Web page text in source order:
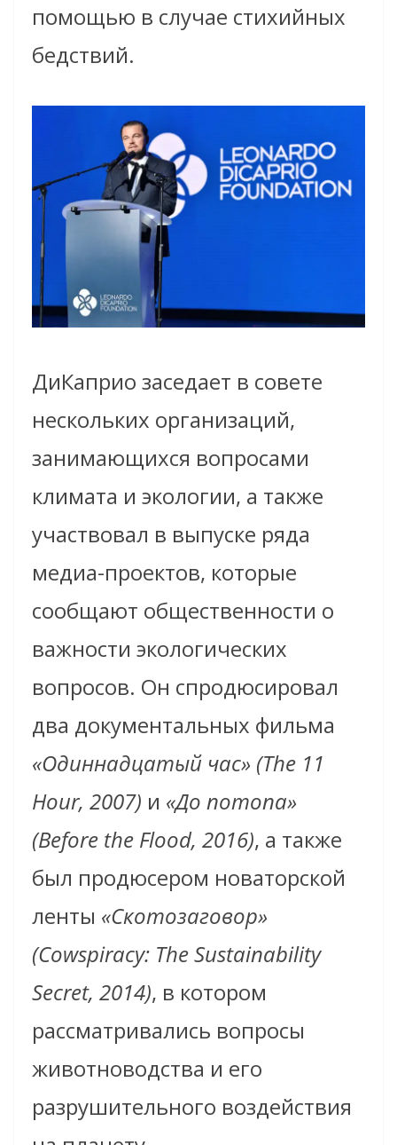
помощью в случае стихийных
бедствий.
ДиКаприо заседает в совете
нескольких организаций,
занимающихся вопросами
климата и экологии, а также
участвовал в выпуске ряда
медиа-проектов, которые
сообщают общественности о
важности экологических
вопросов. Он спродюсировал
два документальных фильма
«Одиннадцатый час» (The 11
Hour, 2007) и «До потопа»
(Before the Flood, 2016), а также
был продюсером новаторской
ленты «Скотозаговор»
(Cowspiracy: The Sustainability
Secret, 2014), в котором
рассматривались вопросы
животноводства и его
разрушительного воздействия